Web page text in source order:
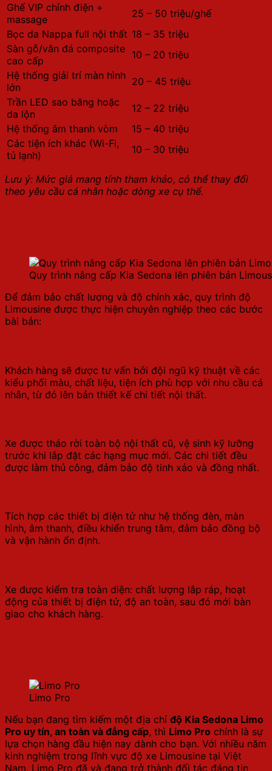
Ghế VIP chỉnh điện +
massage
25 – 50 triệu/ghế
Bọc da Nappa full nội thất 18 – 35 triệu
Sàn gỗ/vân đá composite
cao cấp
10 – 20 triệu
Hệ thống giải trí màn hình
lớn
20 – 45 triệu
Trần LED sao băng hoặc
da lộn
12 – 22 triệu
Hệ thống âm thanh vòm
15 – 40 triệu
Các tiện ích khác (Wi-Fi,
tủ lạnh)
10 – 30 triệu
Lưu ý: Mức giá mang tính tham khảo, có thể thay đổi
theo yêu cầu cá nhân hoặc dòng xe cụ thể.
Quy trình nâng cấp Kia Sedona lên phiên bản
Để đảm bảo chất lượng và độ chính xác, quy trình độ
Limousine được thực hiện chuyên nghiệp theo các bước
bài bản:
Khách hàng sẽ được tư vấn bởi đội ngũ kỹ thuật về các
kiểu phối màu, chất liệu, tiện ích phù hợp với nhu cầu cá
nhân, từ đó lên bản thiết kế chi tiết nội thất.
Xe được tháo rời toàn bộ nội thất cũ, vệ sinh kỹ lưỡng
trước khi lắp đặt các hạng mục mới. Các chi tiết đều
được làm thủ công, đảm bảo độ tinh xảo và đồng nhất.
Tích hợp các thiết bị điện tử như hệ thống đèn, màn
hình, âm thanh, điều khiển trung tâm, đảm bảo đồng bộ
và vận hành ổn định.
Xe được kiểm tra toàn diện: chất lượng lắp ráp, hoạt
động của thiết bị điện tử, độ an toàn, sau đó mới bàn
giao cho khách hàng.
Limo Pro
Nếu bạn đang tìm kiếm một địa chỉ độ Kia Sedona Limo
Pro uy tín, an toàn và đẳng cấp, thì Limo Pro chính là sự
lựa chọn hàng đầu hiện nay dành cho bạn. Với nhiều năm
kinh nghiệm trong lĩnh vực độ xe Limousine tại Việt
Nam, Limo Pro đã và đang trở thành đối tác đáng tin